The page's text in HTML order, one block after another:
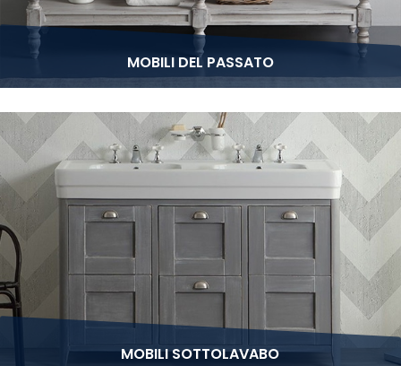
MOBILI DEL PASSATO
MOBILI SOTTOLAVABO